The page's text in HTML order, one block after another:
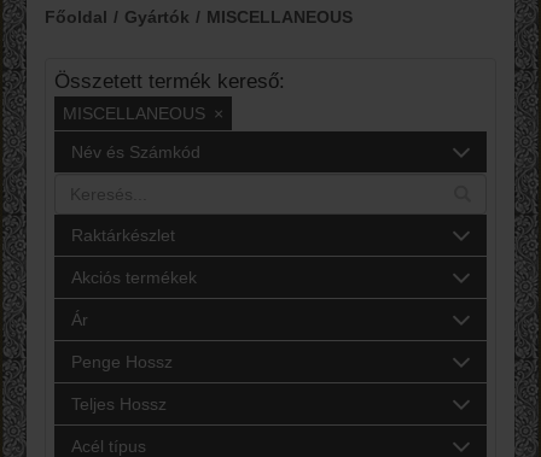
Főoldal
Gyártók MISCELLANEOUS
Összetett termék kereső:
MISCELLANEOUS ×
Név és Számkód
Raktárkészlet
Akciós termékek
Ár
Penge Hossz
Teljes Hossz
Acél típus